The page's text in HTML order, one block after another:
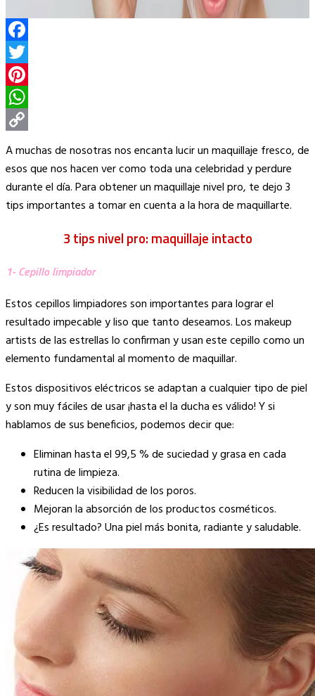
Facebook
Twitter
Pinterest
WhatsApp
Copy
Link
A muchas de nosotras nos encanta lucir un maquillaje fresco, de
esos que nos hacen ver como toda una celebridad y perdure
durante el día. Para obtener un maquillaje nivel pro, te dejo 3
tips importantes a tomar en cuenta a la hora de maquillarte.
3 tips nivel pro: maquillaje intacto
1- Cepillo limpiador
Estos cepillos limpiadores son importantes para lograr el
resultado impecable y liso que tanto deseamos. Los makeup
artists de las estrellas lo confirman y usan este cepillo como un
elemento fundamental al momento de maquillar.
Estos dispositivos eléctricos se adaptan a cualquier tipo de piel
y son muy fáciles de usar ¡hasta el la ducha es válido! Y si
hablamos de sus beneficios, podemos decir que:
Eliminan hasta el 99,5 % de suciedad y grasa en cada
rutina de limpieza.
Reducen la visibilidad de los poros.
Mejoran la absorción de los productos cosméticos.
¿Es resultado? Una piel más bonita, radiante y saludable.